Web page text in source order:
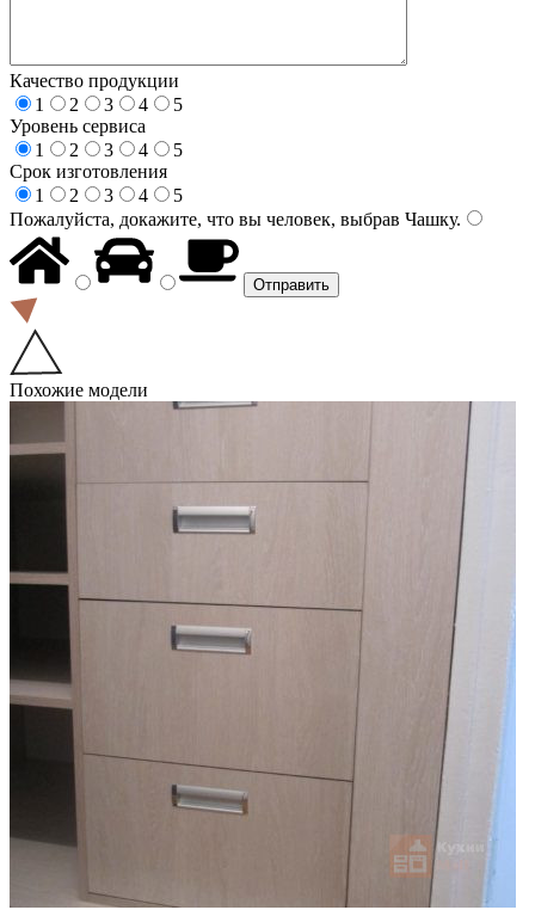
Качество продукции
1
2 3 4
5
Уровень сервиса
1
2 3 4
5
Срок изготовления
1
2 3 4
5
Пожалуйста, докажите, что вы человек, выбрав Чашку.
Похожие модели